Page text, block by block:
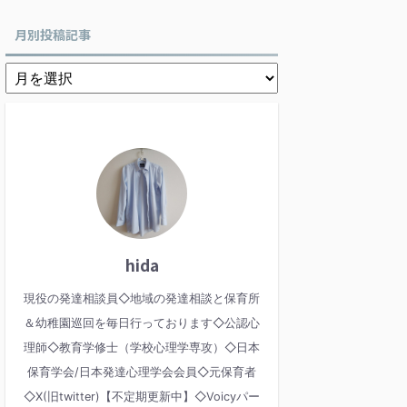
月別投稿記事
hida
現役の発達相談員◇地域の発達相談と保育所
＆幼稚園巡回を毎日行っております◇公認心
理師◇教育学修士（学校心理学専攻）◇日本
保育学会/日本発達心理学会会員◇元保育者
◇X(旧twitter)【不定期更新中】◇Voicyパー